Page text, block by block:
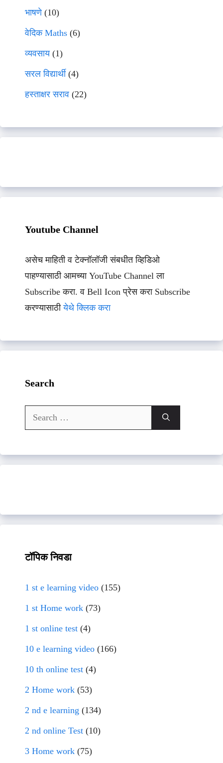
भाषणे(10)
वेदिक Maths (6)
व्यवसाय(1)
सरल विद्यार्थी(4)
हस्ताक्षर सराव (22)
Youtube Channel
असेच माहिती व टेक्नॉलॉजी संबधीत व्हिडिओ
पाहण्यासाठी आमच्या YouTube Channel ला
Subscribe करा. व Bell Icon प्रेस करा Subscribe
करण्यासाठीयेथे क्लिक करा
Search
Search
for:
टॉपिक निवडा
1 st e learning video (155)
1 st Home work (73)
1 st online test (4)
10 e learning video (166)
10 th online test (4)
2 Home work (53)
2 nd e learning (134)
2 nd online Test (10)
3 Home work (75)